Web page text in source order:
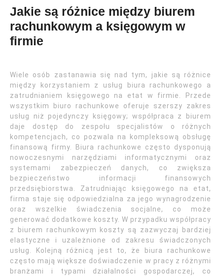
Jakie są różnice między biurem
rachunkowym a księgowym w
firmie
Wiele osób zastanawia się nad tym, jakie są różnice
między korzystaniem z usług biura rachunkowego a
zatrudnianiem księgowego na etat w firmie. Przede
wszystkim biuro rachunkowe oferuje szerszy zakres
usług niż pojedynczy księgowy; współpraca z biurem
daje dostęp do zespołu specjalistów o różnych
kompetencjach, co pozwala na kompleksową obsługę
finansową firmy. Biura rachunkowe często dysponują
nowoczesnymi narzędziami informatycznymi oraz
systemami zabezpieczeń danych, co zwiększa
bezpieczeństwo informacji finansowych
przedsiębiorstwa. Zatrudniając księgowego na etat,
firma staje się odpowiedzialna za jego wynagrodzenie
oraz wszelkie świadczenia socjalne, co może
generować dodatkowe koszty. W przypadku współpracy
z biurem rachunkowym koszty są zazwyczaj bardziej
elastyczne i uzależnione od zakresu świadczonych
usług. Kolejną różnicą jest to, że biura rachunkowe
często mają większe doświadczenie w pracy z różnymi
branżami i typami działalności gospodarczej, co